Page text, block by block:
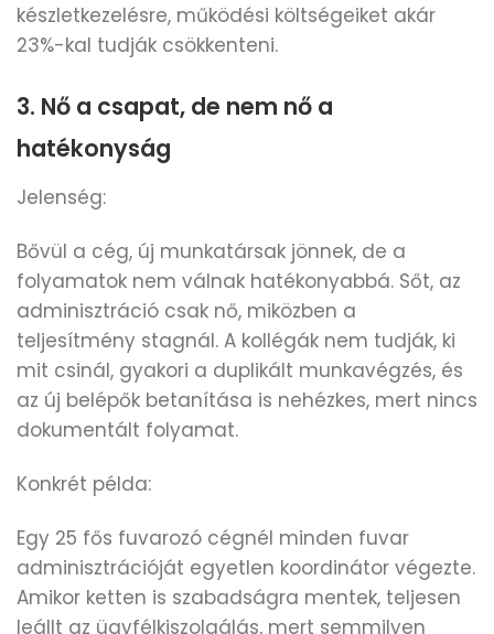
készletkezelésre, működési költségeiket akár
23%-kal tudják csökkenteni.
3. Nő a csapat, de nem nő a
hatékonyság
Jelenség:
Bővül a cég, új munkatársak jönnek, de a
folyamatok nem válnak hatékonyabbá. Sőt, az
adminisztráció csak nő, miközben a
teljesítmény stagnál. A kollégák nem tudják, ki
mit csinál, gyakori a duplikált munkavégzés, és
az új belépők betanítása is nehézkes, mert nincs
dokumentált folyamat.
Konkrét példa:
Egy 25 fős fuvarozó cégnél minden fuvar
adminisztrációját egyetlen koordinátor végezte.
Amikor ketten is szabadságra mentek, teljesen
leállt az ügyfélkiszolgálás, mert semmilyen